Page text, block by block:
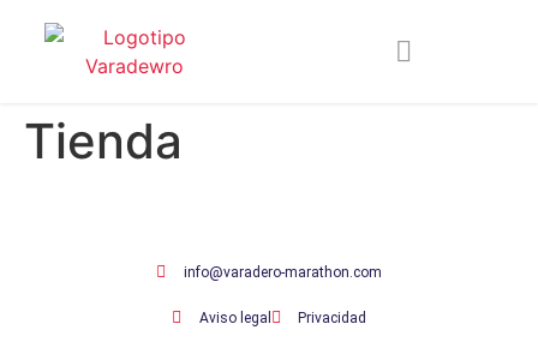
Tienda
info@varadero-marathon.com
Aviso legal Privacidad